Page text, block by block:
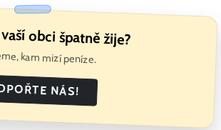
obci špatně žije?
kam mizí peníze.
NÁS!